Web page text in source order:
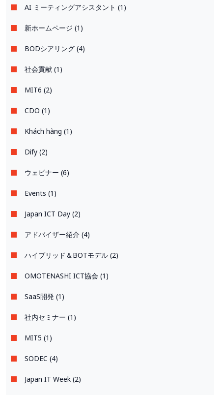
AI ミーティングアシスタント (1)
新ホームページ (1)
BODシアリング (4)
社会貢献 (1)
MIT6 (2)
CDO (1)
Khách hàng (1)
Dify (2)
ウェビナー (6)
Events (1)
Japan ICT Day (2)
アドバイザー紹介 (4)
ハイブリッド＆BOTモデル (2)
OMOTENASHI ICT協会 (1)
SaaS開発 (1)
社内セミナー (1)
MIT5 (1)
SODEC (4)
Japan IT Week (2)